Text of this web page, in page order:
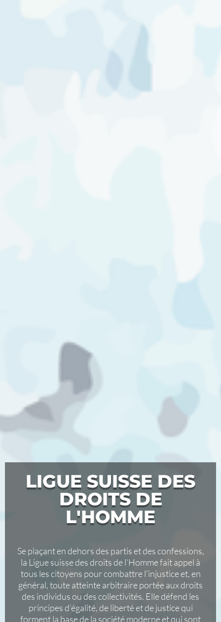
LIGUE SUISSE DES
DROITS DE
L'HOMME
Se plaçant en dehors des partis et des confessions,
la Ligue suisse des droits de l’Homme fait appel à
tous les citoyens pour combattre l’injustice et, en
général, toute atteinte arbitraire portée aux droits
des individus ou des collectivités. Elle défend les
principes d’égalité, de liberté et de justice qui
forment la base de la société moderne et qui sont